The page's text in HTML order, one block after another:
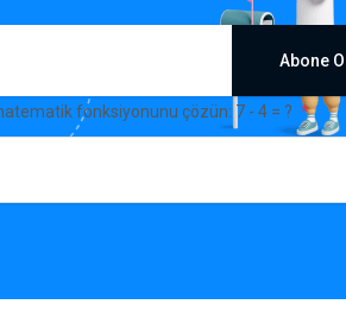
fonksiyonunu çözün: 7 - 4 = ?
Abone Ol